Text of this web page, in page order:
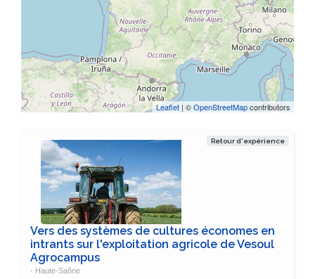
Leaflet | ©OpenStreetMapcontributors
Retour d'expérience
Vers des systèmes de cultures économes en
intrants sur l'exploitation agricole de Vesoul
Agrocampus
- Haute-Saône